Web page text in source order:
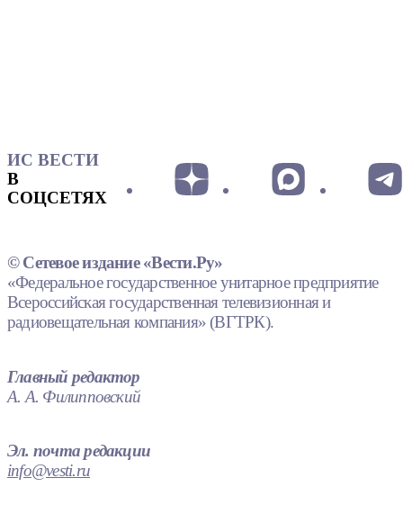
ИС ВЕСТИ
В
СОЦСЕТЯХ
© Сетевое издание «Вести.Ру»
«Федеральное государственное унитарное предприятие
Всероссийская государственная телевизионная и
радиовещательная компания» (ВГТРК).
Главный редактор
А. А. Филипповский
Эл. почта редакции
info@vesti.ru